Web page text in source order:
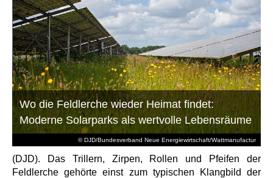
© DJD/Bundesverband Neue Energiewirtschaft/Wattmanufactur
Wo die Feldlerche wieder Heimat findet:
Moderne Solarparks als wertvolle Lebensräume
(DJD). Das Trillern, Zirpen, Rollen und Pfeifen der
Feldlerche gehörte einst zum typischen Klangbild der